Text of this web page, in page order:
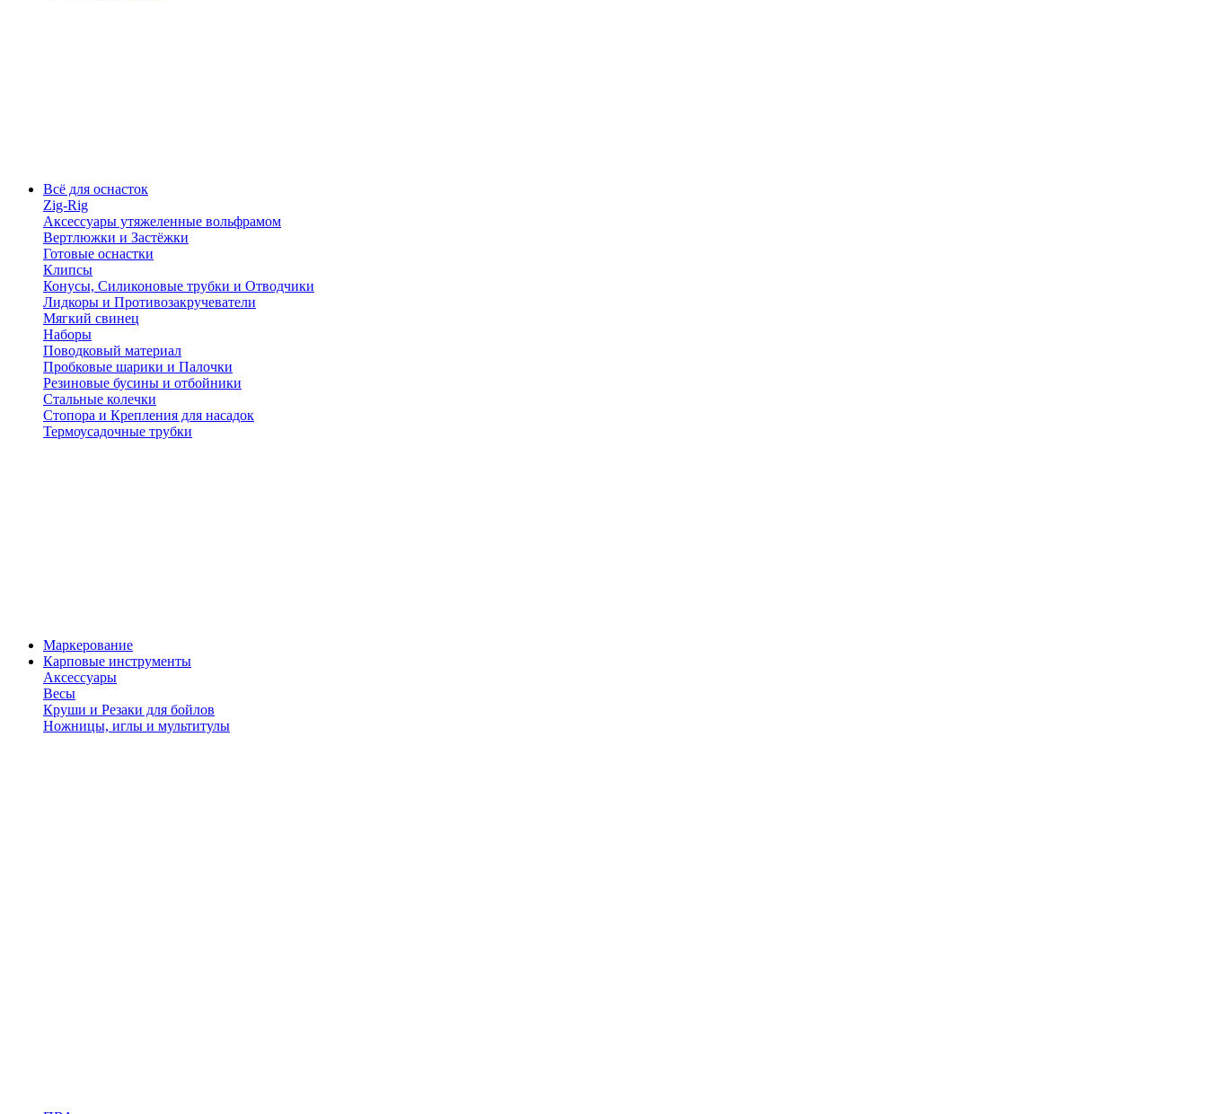
Всё для оснасток
Zig-Rig
Аксессуары утяжеленные вольфрамом
Вертлюжки и Застёжки
Готовые оснастки
Клипсы
Конусы, Силиконовые трубки и Отводчики
Лидкоры и Противозакручеватели
Мягкий свинец
Наборы
Поводковый материал
Пробковые шарики и Палочки
Резиновые бусины и отбойники
Стальные колечки
Стопора и Крепления для насадок
Термоусадочные трубки
Маркерование
Карповые инструменты
Аксессуары
Весы
Круши и Резаки для бойлов
Ножницы, иглы и мультитулы